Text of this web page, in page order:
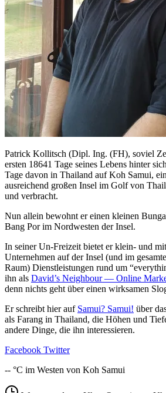
Patrick Kollitsch (Dipl. Ing. (FH), soviel
ersten 18641 Tage seines Lebens hinter
Tage davon in Thailand auf Koh Samui,
ausreichend großen Insel im Golf von
und verbracht.
Nun allein bewohnt er einen kleinen
Bang Por im Nordwesten der Insel.
In seiner Un-Freizeit bietet er klein- und
Unternehmen auf der Insel (und im
Raum) Dienstleistungen rund um
ihn als David’s Neighbour — Online
denn nichts geht über einen wirksamen
Er schreibt hier auf Samui? Samui! über
als Farang in Thailand, die Höhen und
andere Dinge, die ihn interessieren.
Facebook Twitter
--